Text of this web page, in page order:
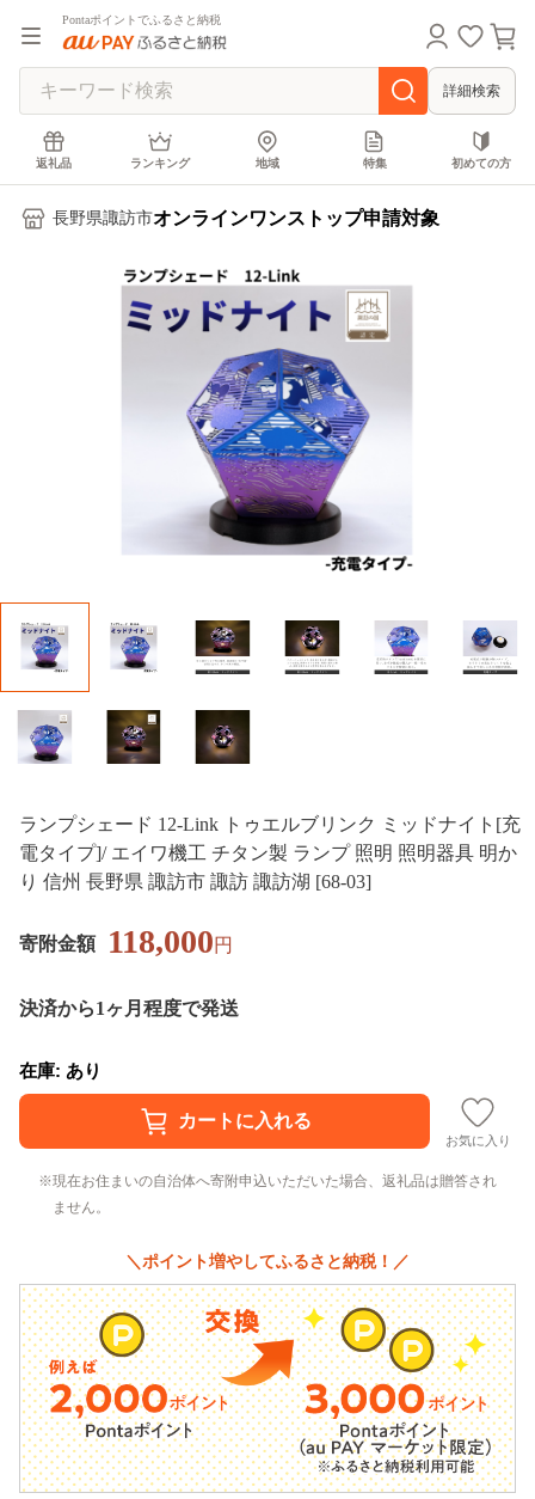
Pontaポイントでふるさと納税
詳細検索
返礼品 ランキング 地域 特集 初めての方
長野県諏訪市オンラインワンストップ申請対象
ランプシェード 12-Link トゥエルブリンク ミッドナイト[充
電タイプ]/ エイワ機工 チタン製 ランプ 照明 照明器具 明か
り 信州 長野県 諏訪市 諏訪 諏訪湖 [68-03]
寄附金額 118,000円
決済から1ヶ月程度で発送
在庫: あり
お気に入り
現在お住まいの自治体へ寄附申込いただいた場合、返礼品は贈答され
ません。
＼ポイント増やしてふるさと納税！／